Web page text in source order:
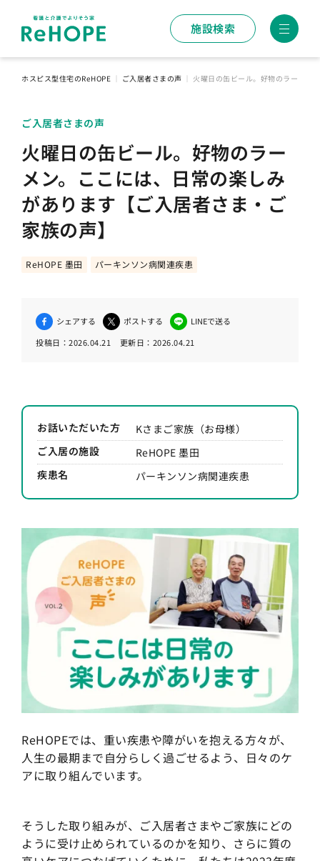
施設検索
ホスピス型住宅のReHOPE ご入居者さまの声 火曜日の缶ビール。好物のラーメン
ご入居者さまの声
火曜日の缶ビール。好物のラー
メン。ここには、日常の楽しみ
があります【ご入居者さま・ご
家族の声】
ReHOPE 墨田 パーキンソン病関連疾患
シェアする ポストする
LINEで送る
投稿日： 2026.04.21 更新日： 2026.04.21
お話いただいた方
Kさまご家族（お母様）
ご入居の施設
ReHOPE 墨田
疾患名
パーキンソン病関連疾患
ReHOPEでは、重い疾患や障がいを抱える方々が、
人生の最期まで自分らしく過ごせるよう、日々のケ
アに取り組んでいます。
そうした取り組みが、ご入居者さまやご家族にどの
ように受け止められているのかを知り、さらに質の